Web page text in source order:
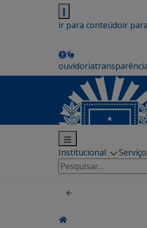
ir para conteúdoir
ouvidoria
Institucional
Pesquisar
por: